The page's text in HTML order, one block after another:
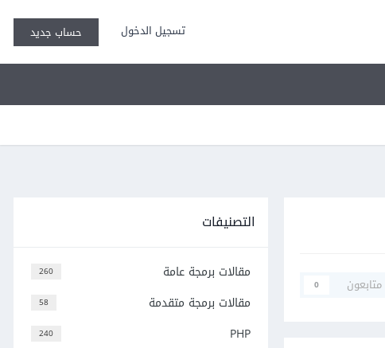
تسجيل الدخول حساب جديد
متابعون 0
التصنيفات
260 مقالات برمجة عامة
58 مقالات برمجة متقدمة
240 PHP